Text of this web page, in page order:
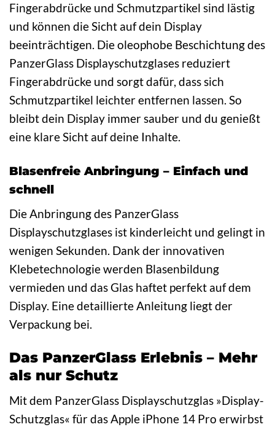
Fingerabdrücke und Schmutzpartikel sind lästig
und können die Sicht auf dein Display
beeinträchtigen. Die oleophobe Beschichtung des
PanzerGlass Displayschutzglases reduziert
Fingerabdrücke und sorgt dafür, dass sich
Schmutzpartikel leichter entfernen lassen. So
bleibt dein Display immer sauber und du genießt
eine klare Sicht auf deine Inhalte.
Blasenfreie Anbringung – Einfach und
schnell
Die Anbringung des PanzerGlass
Displayschutzglases ist kinderleicht und gelingt in
wenigen Sekunden. Dank der innovativen
Klebetechnologie werden Blasenbildung
vermieden und das Glas haftet perfekt auf dem
Display. Eine detaillierte Anleitung liegt der
Verpackung bei.
Das PanzerGlass Erlebnis – Mehr
als nur Schutz
Mit dem PanzerGlass Displayschutzglas »Display-
Schutzglas« für das Apple iPhone 14 Pro erwirbst